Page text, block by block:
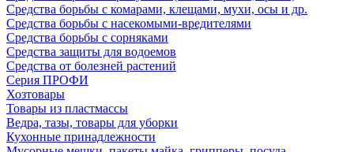
Средства борьбы с комарами, клещами, мухи, осы и др.
Средства борьбы с насекомыми-вредителями
Средства борьбы с сорняками
Средства защиты для водоемов
Средства от болезней растений
Серия ПРОФИ
Хозтовары
Товары из пластмассы
Ведра, тазы, товары для уборки
Кухонные принадлежности